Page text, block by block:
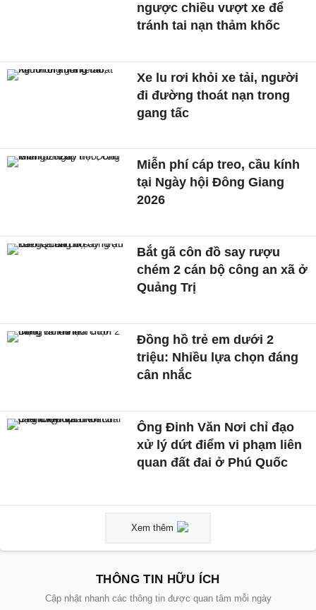
ngược chiều vượt xe để
tránh tai nạn thảm khốc
Xe lu rơi khỏi xe tải, người
đi đường thoát nạn trong
gang tấc
Miễn phí cáp treo, cầu kính
tại Ngày hội Đông Giang
2026
Bắt gã côn đồ say rượu
chém 2 cán bộ công an xã ở
Quảng Trị
Đồng hồ trẻ em dưới 2
triệu: Nhiều lựa chọn đáng
cân nhắc
Ông Đinh Văn Nơi chỉ đạo
xử lý dứt điểm vi phạm liên
quan đất đai ở Phú Quốc
Xem thêm
THÔNG TIN HỮU ÍCH
Cập nhật nhanh các thông tin được quan tâm mỗi ngày